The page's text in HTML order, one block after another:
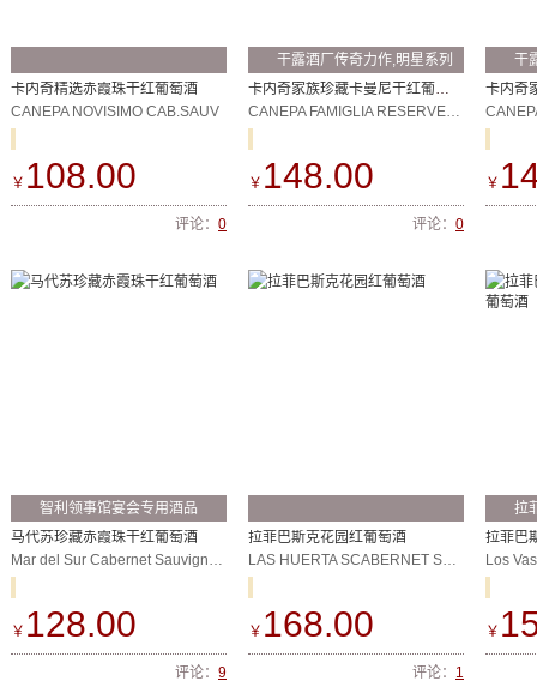
卡内奇精选赤霞珠干红葡萄酒
CANEPA NOVISIMO CAB.SAUV
￥ 108.00
评论： 0
干露酒厂传奇力作,明星系列
产品之一
卡内奇家族珍藏卡曼尼干红葡萄酒
CANEPA FAMIGLIA RESERVE CARMENERE
￥ 148.00
评论： 0
干
产
￥
智利领事馆宴会专用酒品
马代苏珍藏赤霞珠干红葡萄酒
Mar del Sur Cabernet Sauvignon Reseva
￥ 128.00
评论： 9
拉菲巴斯克花园红葡萄酒
LAS HUERTA SCABERNET SAUVIGNON
￥ 168.00
评论： 1
拉
Los
￥